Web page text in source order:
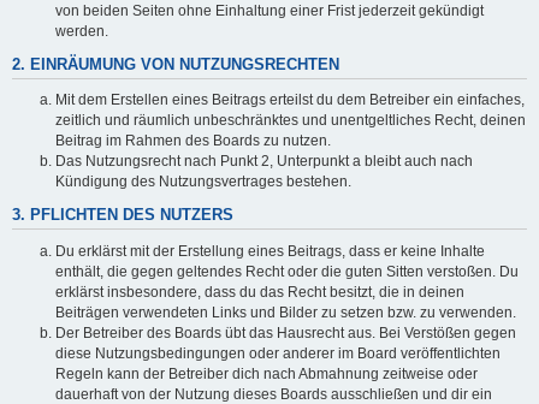
von beiden Seiten ohne Einhaltung einer Frist jederzeit gekündigt
werden.
2. EINRÄUMUNG VON NUTZUNGSRECHTEN
Mit dem Erstellen eines Beitrags erteilst du dem Betreiber ein einfaches,
zeitlich und räumlich unbeschränktes und unentgeltliches Recht, deinen
Beitrag im Rahmen des Boards zu nutzen.
Das Nutzungsrecht nach Punkt 2, Unterpunkt a bleibt auch nach
Kündigung des Nutzungsvertrages bestehen.
3. PFLICHTEN DES NUTZERS
Du erklärst mit der Erstellung eines Beitrags, dass er keine Inhalte
enthält, die gegen geltendes Recht oder die guten Sitten verstoßen. Du
erklärst insbesondere, dass du das Recht besitzt, die in deinen
Beiträgen verwendeten Links und Bilder zu setzen bzw. zu verwenden.
Der Betreiber des Boards übt das Hausrecht aus. Bei Verstößen gegen
diese Nutzungsbedingungen oder anderer im Board veröffentlichten
Regeln kann der Betreiber dich nach Abmahnung zeitweise oder
dauerhaft von der Nutzung dieses Boards ausschließen und dir ein